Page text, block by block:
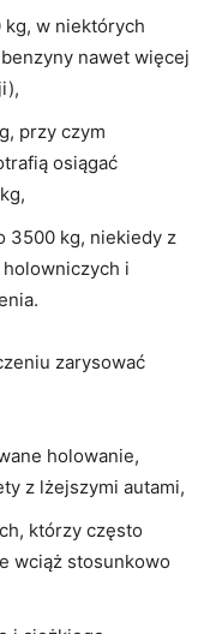
kg, w niektórych
nawet więcej
przy czym
osiągać
3500 kg, niekiedy z
i
zarysować
holowanie,
z lżejszymi autami,
którzy często
wciąż stosunkowo